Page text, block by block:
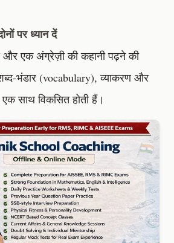
पर ध्यान दें
और एक अंग्रेज़ी की कहानी पढ़ने की
भंडार (vocabulary), व्याकरण और
साथ विकसित होती हैं।